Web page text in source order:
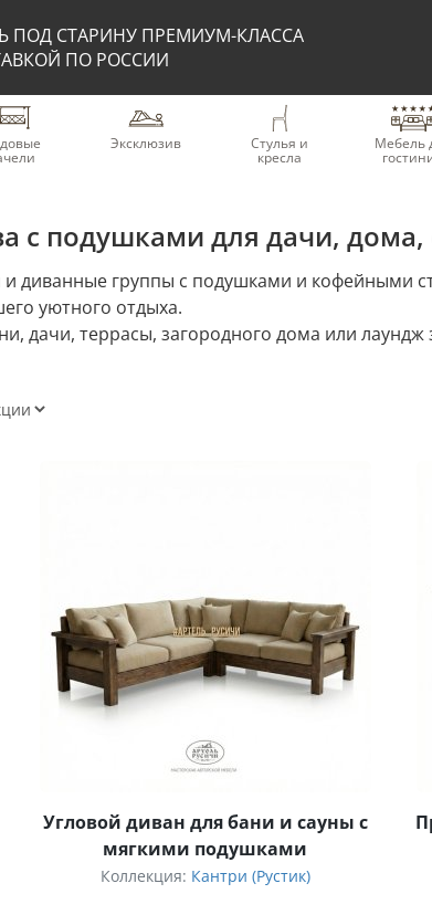
ПОД СТАРИНУ ПРЕМИУМ-КЛАССА
ПО РОССИИ
Эксклюзив Стулья и
кресла
Мебель
с подушками для дачи, дома,
диванные группы с подушками и кофейными
уютного отдыха.
дачи, террасы, загородного дома или
Угловой диван для бани и сауны с
мягкими подушками
Коллекция: Кантри (Рустик)